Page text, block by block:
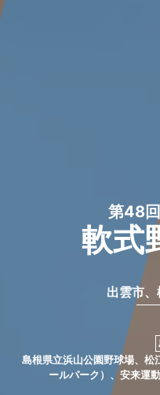
第48
軟式
出雲市
島根県立浜山公園野球場、松
ールパーク）、安来運